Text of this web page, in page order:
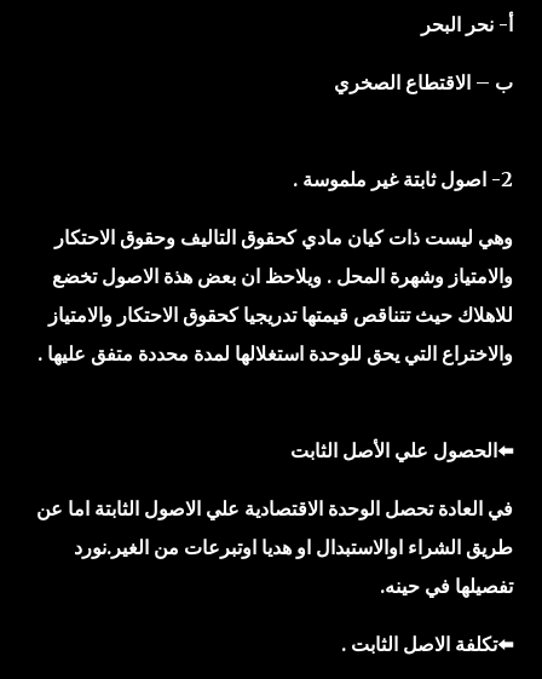
أ- نحر البحر
ب – الاقتطاع الصخري
2- اصول ثابتة غير ملموسة .
وهي ليست ذات كيان مادي كحقوق التاليف وحقوق الاحتكار
والامتياز وشهرة المحل . ويلاحظ ان بعض هذة الاصول تخضع
للاهلاك حيث تتناقص قيمتها تدريجيا كحقوق الاحتكار والامتياز
والاختراع التي يحق للوحدة استغلالها لمدة محددة متفق عليها .
⬅️الحصول علي الأصل الثابت
في العادة تحصل الوحدة الاقتصادية علي الاصول الثابتة اما عن
طريق الشراء اوالاستبدال او هديا اوتبرعات من الغير.نورد
تفصيلها في حينه.
⬅️تكلفة الاصل الثابت .